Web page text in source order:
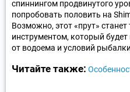
спиннингом продвинутого
попробовать половить на
Возможно, этот «прут»
инструментом, который
от водоема и условий
Читайте также: